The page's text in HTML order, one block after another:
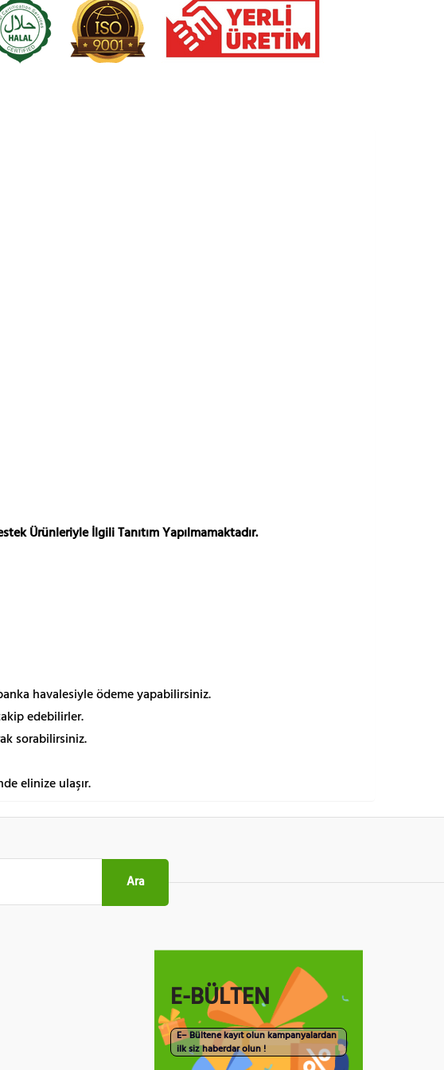
Ürünleriyle İlgili Tanıtım Yapılmamaktadır.
havalesiyle ödeme yapabilirsiniz.
edebilirler.
sorabilirsiniz.
elinize ulaşır.
Ara
E-BÜLTEN
E– Bültene kayıt olun kampanyalardan
ilk siz haberdar olun !